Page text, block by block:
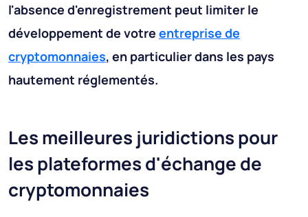
l'absence d'enregistrement peut limiter le
développement de votre entreprise de
cryptomonnaies, en particulier dans les pays
hautement réglementés.
Les meilleures juridictions pour
les plateformes d'échange de
cryptomonnaies